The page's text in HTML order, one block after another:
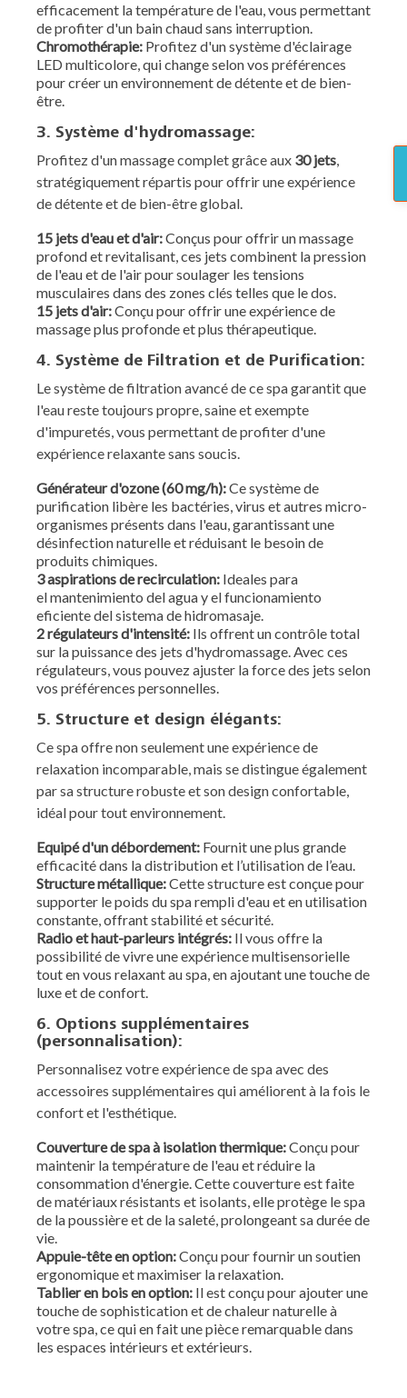
efficacement la température de l'eau, vous permettant
de profiter d'un bain chaud sans interruption.
Chromothérapie: Profitez d'un système d'éclairage
LED multicolore, qui change selon vos préférences
pour créer un environnement de détente et de bien-
être.
3. Système d'hydromassage:
Profitez d'un massage complet grâce aux 30 jets,
stratégiquement répartis pour offrir une expérience
de détente et de bien-être global.
15 jets d'eau et d'air:Conçus pour offrir un massage
profond et revitalisant, ces jets combinent la pression
de l'eau et de l'air pour soulager les tensions
musculaires dans des zones clés telles que le dos.
15 jets d'air:Conçu pour offrir une expérience de
massage plus profonde et plus thérapeutique.
4. Système de Filtration et de Purification:
Le système de filtration avancé de ce spa garantit que
l'eau reste toujours propre, saine et exempte
d'impuretés, vous permettant de profiter d'une
expérience relaxante sans soucis.
Générateur d'ozone (60 mg/h):Ce système de
purification libère les bactéries, virus et autres micro-
organismes présents dans l'eau, garantissant une
désinfection naturelle et réduisant le besoin de
produits chimiques.
3 aspirations de recirculation: Ideales para
el mantenimiento del agua y el funcionamiento
eficiente del sistema de hidromasaje.
2 régulateurs d'intensité: Ils offrent un contrôle total
sur la puissance des jets d'hydromassage. Avec ces
régulateurs, vous pouvez ajuster la force des jets selon
vos préférences personnelles.
5. Structure et design élégants:
Ce spa offre non seulement une expérience de
relaxation incomparable, mais se distingue également
par sa structure robuste et son design confortable,
idéal pour tout environnement.
Equipé d'un débordement: Fournit une plus grande
efficacité dans la distribution et l’utilisation de l’eau.
Structure métallique:Cette structure est conçue pour
supporter le poids du spa rempli d'eau et en utilisation
constante, offrant stabilité et sécurité.
Radio et haut-parleurs intégrés: Il vous offre la
possibilité de vivre une expérience multisensorielle
tout en vous relaxant au spa, en ajoutant une touche de
luxe et de confort.
6. Options supplémentaires
(personnalisation):
Personnalisez votre expérience de spa avec des
accessoires supplémentaires qui améliorent à la fois le
confort et l'esthétique.
Couverture de spa à isolation thermique:Conçu pour
maintenir la température de l'eau et réduire la
consommation d'énergie. Cette couverture est faite
de matériaux résistants et isolants, elle protège le spa
de la poussière et de la saleté, prolongeant sa durée de
vie.
Appuie-tête en option:Conçu pour fournir un soutien
ergonomique et maximiser la relaxation.
Tablier en bois en option: Il est conçu pour ajouter une
touche de sophistication et de chaleur naturelle à
votre spa, ce qui en fait une pièce remarquable dans
les espaces intérieurs et extérieurs.